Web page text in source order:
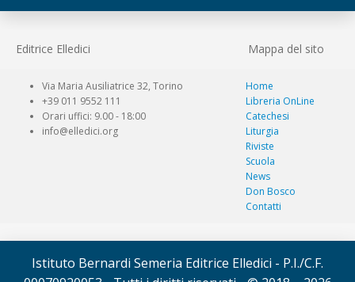
Editrice Elledici Mappa del sito
Via Maria Ausiliatrice 32, Torino
+39 011 9552 111
Orari uffici: 9.00 - 18:00
info@elledici.org
Home
Libreria OnLine
Catechesi
Liturgia
Riviste
Scuola
News
Don Bosco
Contatti
Istituto Bernardi Semeria Editrice Elledici - P.I./C.F.